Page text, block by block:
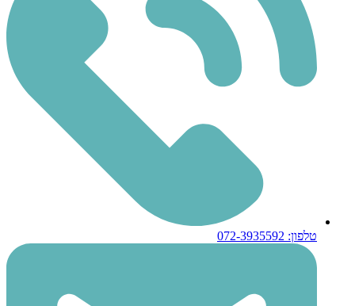
טלפון: 072-3935592